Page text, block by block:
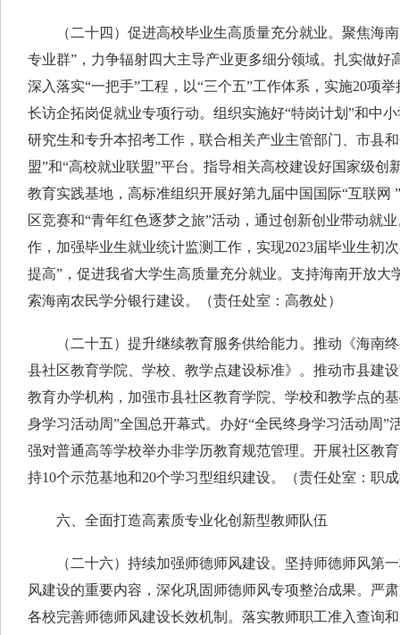
（二十四）促进高校毕业生高质量充分就业。聚焦海南
专业群”，力争辐射四大主导产业更多细分领域。扎实做好
深入落实“一把手”工程，以“三个五”工作体系，实施20项
长访企拓岗促就业专项行动。组织实施好“特岗计划”和中
研究生和专升本招考工作，联合相关产业主管部门、市县
盟”和“高校就业联盟”平台。指导相关高校建设好国家级创
教育实践基地，高标准组织开展好第九届中国国际“互联网
区竞赛和“青年红色逐梦之旅”活动，通过创新创业带动就
作，加强毕业生就业统计监测工作，实现2023届毕业生初
提高”，促进我省大学生高质量充分就业。支持海南开放大
索海南农民学分银行建设。（责任处室：高教处）
（二十五）提升继续教育服务供给能力。推动《海南终
县社区教育学院、学校、教学点建设标准》。推动市县建
教育办学机构，加强市县社区教育学院、学校和教学点的
身学习活动周”全国总开幕式。办好“全民终身学习活动周”
强对普通高等学校举办非学历教育规范管理。开展社区教
持10个示范基地和20个学习型组织建设。（责任处室：职
六、全面打造高素质专业化创新型教师队伍
（二十六）持续加强师德师风建设。坚持师德师风第一
风建设的重要内容，深化巩固师德师风专项整治成果。严
各校完善师德师风建设长效机制。落实教师职工准入查询